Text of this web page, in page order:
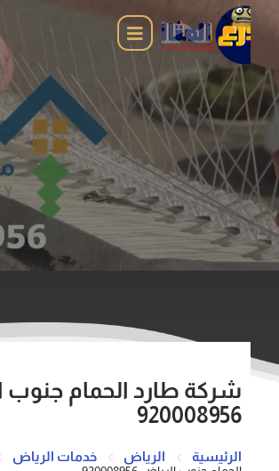
شركة طارد الحمام جنوب
920008956
الرئيسية الرياض خدمات الرياض